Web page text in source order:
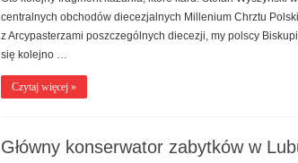
centralnych obchodów diecezjalnych Millenium Chrztu
z Arcypasterzami poszczególnych diecezji, my polscy
się kolejno …
Czytaj więcej »
Główny konserwator zabytków w